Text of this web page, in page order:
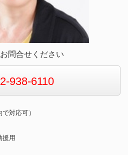
問合せください
938-6110
対応可）
援用